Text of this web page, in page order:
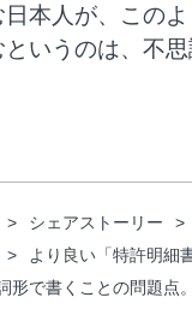
本人が、この
いうのは、不思
シェアストーリー
より良い「特許明細
形で書くことの問題点。